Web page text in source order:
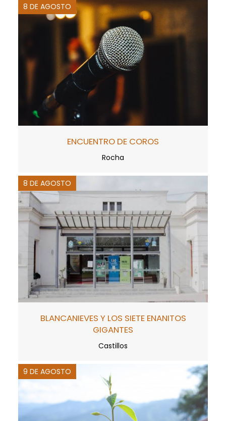
8 DE AGOSTO
ENCUENTRO DE COROS
Rocha
8 DE AGOSTO
BLANCANIEVES Y LOS SIETE ENANITOS
GIGANTES
Castillos
9 DE AGOSTO